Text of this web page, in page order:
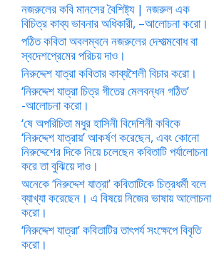
নজরুলের কবি মানসের বৈশিষ্ট্য | নজরুল এক
বিচিত্র কাব্য ভাবনার অধিকারী, –আলোচনা করো।
পঠিত কবিতা অবলম্বনে নজরুলের দেশাত্মবোধ বা
স্বদেশপ্রেমের পরিচয় দাও।
নিরুদ্দেশ যাত্রা কবিতার কাব্যশৈলী বিচার করো।
‘নিরুদ্দেশ যাত্রা চিত্র গীতের মেলবন্ধন গঠিত’
-আলোচনা করো।
‘ষে অপরিচিতা মধুর হাসিনী বিদেশিনী কবিকে
‘নিরুদ্দেশ যাত্রায়’ আকর্ষণ করেছেন, এবং কোনো
নিরুদ্দেশের দিকে নিয়ে চলেছেন কবিতাটি পর্যালোচনা
করে তা বুঝিয়ে দাও।
অনেকে ‘নিরুদ্দেশ যাত্রা’ কবিতাটিকে চিত্রধর্মী বলে
ব্যাখ্যা করেছেন। এ বিষয়ে নিজের ভাষায় আলোচনা
করো।
‘নিরুদ্দেশ যাত্রা’ কবিতাটির তাৎপর্য সংক্ষেপে বিবৃতি
করো।